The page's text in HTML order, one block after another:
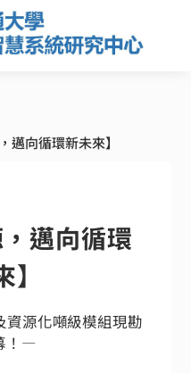
邁向循環新未來】
，邁向循環
源化噸級模組現勘
！—